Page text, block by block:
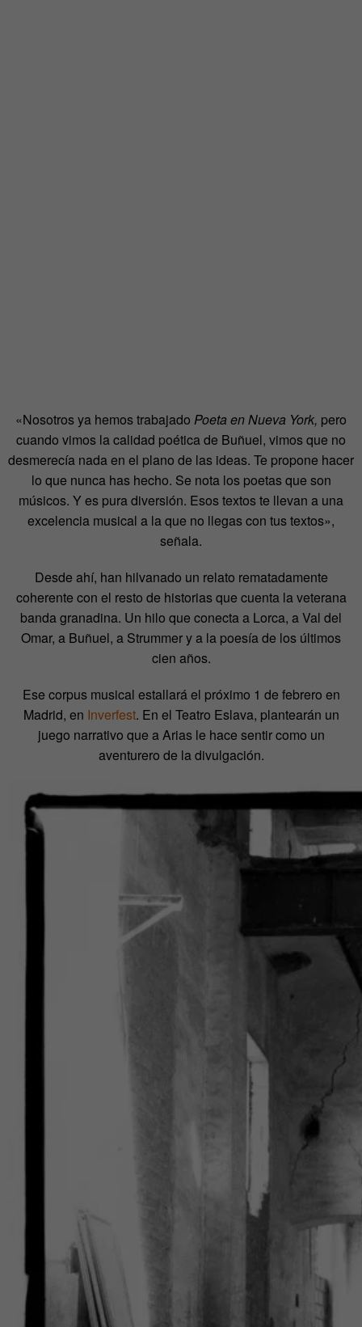
«Nosotros ya hemos trabajado Poeta en Nueva York, pero
cuando vimos la calidad poética de Buñuel, vimos que no
desmerecía nada en el plano de las ideas. Te propone hacer
lo que nunca has hecho. Se nota los poetas que son
músicos. Y es pura diversión. Esos textos te llevan a una
excelencia musical a la que no llegas con tus textos»,
señala.
Desde ahí, han hilvanado un relato rematadamente
coherente con el resto de historias que cuenta la veterana
banda granadina. Un hilo que conecta a Lorca, a Val del
Omar, a Buñuel, a Strummer y a la poesía de los últimos
cien años.
Ese corpus musical estallará el próximo 1 de febrero en
Madrid, en Inverfest. En el Teatro Eslava, plantearán un
juego narrativo que a Arias le hace sentir como un
aventurero de la divulgación.